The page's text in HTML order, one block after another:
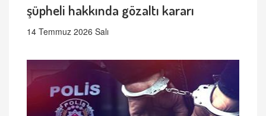
şüpheli hakkında gözaltı kararı
14 Temmuz 2026 Salı